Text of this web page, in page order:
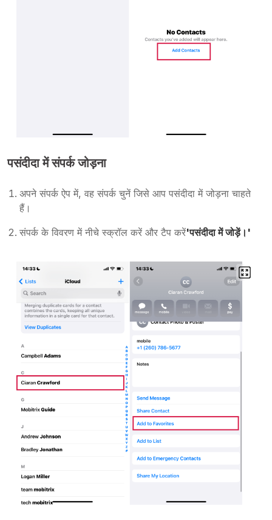
पसंदीदा में संपर्क जोड़ना
अपने संपर्क ऐप में, वह संपर्क चुनें जिसे आप पसंदीदा में जोड़ना चाहते
हैं।
संपर्क के विवरण में नीचे स्क्रॉल करें और टैप करें'पसंदीदा में जोड़ें।'